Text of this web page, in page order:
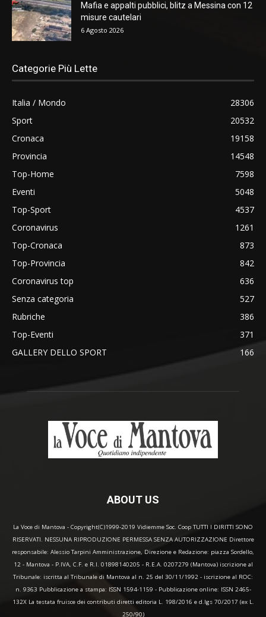
Mafia e appalti pubblici, blitz a Messina con 12
misure cautelari
6 Agosto 2026
Categorie Più Lette
Italia / Mondo
28306
Sport
20532
Cronaca
19158
Provincia
14548
Top-Home
7598
Eventi
5048
Top-Sport
4537
Coronavirus
1261
Top-Cronaca
873
Top-Provincia
842
Coronavirus top
636
Senza categoria
527
Rubriche
386
Top-Eventi
371
GALLERY DELLO SPORT
166
ABOUT US
La Voce di Mantova - Copyright(C)1999-2019 Vidiemme Soc. Coop TUTTI I DIRITTI SONO
RISERVATI. NESSUNA RIPRODUZIONE PERMESSA SENZA AUTORIZZAZIONE Direttore
responsabile: Alessio Tarpini Amministrazione, Direzione e Redazione: piazza Sordello,
12 - Mantova - P.IVA, C.F. e R.I. 01898140205 - R.E.A. 0207279 (Mantova) iscrizione al
Tribunale: iscritta al Tribunale di Mantova al n. 25 del 30/11/1992 - iscrizione al ROC:
n. 9363 Pubblicazione a stampa: ISSN 1594-1159 - Pubblicazione online: ISSN 2465-
132X La testata fruisce dei contributi diretti editoria L. 198/2016 e d.lgs 70/2017 (ex L.
250/90)